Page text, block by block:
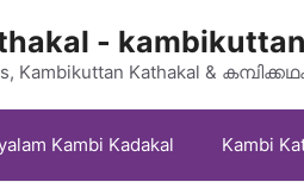
-
Kambikuttan Kathakal &
Kambi Kadakal Kambi